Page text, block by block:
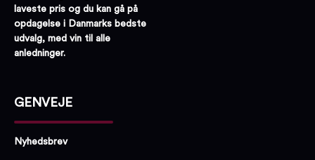
laveste pris og du kan gå på
opdagelse i Danmarks bedste
udvalg, med vin til alle
anledninger.
GENVEJE
Nyhedsbrev